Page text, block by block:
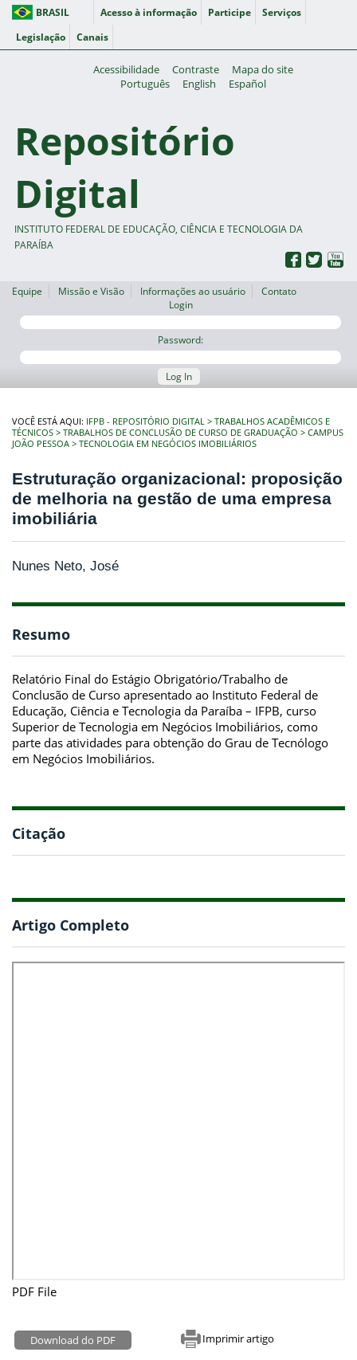
BRASIL Acesso à informação Participe
Serviços
Legislação
Canais
Acessibilidade Contraste
Mapa do site
Português
English Español
Repositório
Digital
INSTITUTO FEDERAL DE EDUCAÇÃO, CIÊNCIA E TECNOLOGIA DA
PARAÍBA
Equipe Missão e Visão Informações ao usuário
Contato
Login
Password:
Log In
VOCÊ ESTÁ AQUI: IFPB - REPOSITÓRIO DIGITAL
TRABALHOS ACADÊMICOS E
TÉCNICOS
TRABALHOS DE CONCLUSÃO DE CURSO DE GRADUAÇÃO
CAMPUS
JOÃO PESSOA
TECNOLOGIA EM NEGÓCIOS IMOBILIÁRIOS
Estruturação organizacional: proposição
de melhoria na gestão de uma empresa
imobiliária
Nunes Neto, José
Resumo
Relatório Final do Estágio Obrigatório/Trabalho de
Conclusão de Curso apresentado ao Instituto Federal de
Educação, Ciência e Tecnologia da Paraíba – IFPB, curso
Superior de Tecnologia em Negócios Imobiliários, como
parte das atividades para obtenção do Grau de Tecnólogo
em Negócios Imobiliários.
Citação
Artigo Completo
PDF File
Download do PDF Imprimir artigo